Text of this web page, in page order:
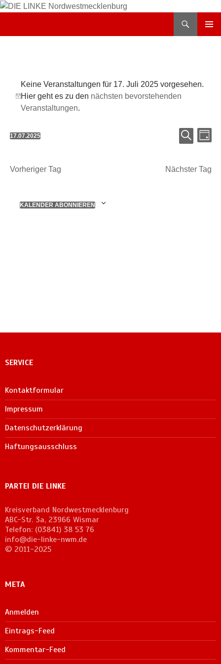
Zum
für
17.
Hinweis
Keine Veranstaltungen für 17. Juli 2025 vorgesehen.
Hier geht es zu den nächsten bevorstehenden
Veranstaltungen.
Suche
SUCHE
TAG
17.07.2025
Vorheriger Tag
Nächster Tag
KALENDER ABONNIEREN
SERVICE
Kontaktformular
Impressum
Datenschutzerklärung
Haftungsausschluss
PARTEI DIE LINKE
Kreisverband Nordwestmecklenburg
ABC-Str. 3a, 23966 Wismar
Telefon: (03841) 38 53 76
info@die-linke-nwm.de
© 2011-2025
META
Anmelden
Eintrags-Feed
Kommentar-Feed